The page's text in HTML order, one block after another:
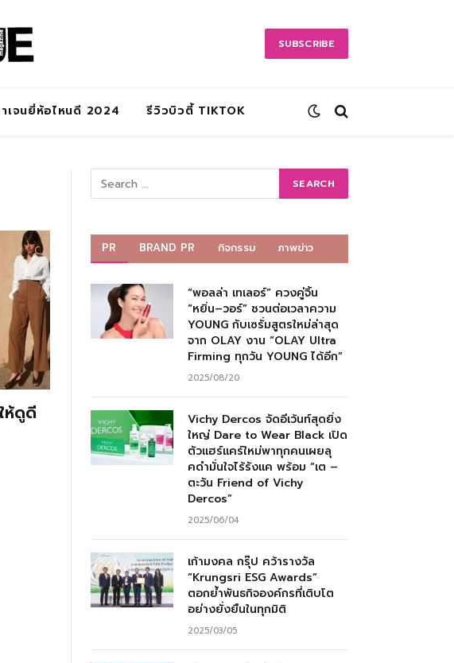
SUBSCRIBE
เจนยี่ห้อไหนดี 2024 รีวิวบิวตี้ TIKTOK
ห้ดูดี
PR BRAND PR กิจกรรม ภาพข่าว
“พอลล่า เทเลอร์” ควงคู่จิ้น
“หยิ่น–วอร์” ชวนต่อเวลาความ
YOUNG กับเซรั่มสูตรใหม่ล่าสุด
จาก OLAY งาน “OLAY Ultra
Firming ทุกวัน YOUNG ได้อีก”
2025/08/20
Vichy Dercos จัดอีเว้นท์สุดยิ่ง
ใหญ่ Dare to Wear Black เปิด
ตัวแฮร์แคร์ใหม่พาทุกคนเผยลุ
คดำมั่นใจไร้รังแค พร้อม “เต –
ตะวัน Friend of Vichy
Dercos”
2025/06/04
เก้ามงคล กรุ๊ป คว้ารางวัล
“Krungsri ESG Awards”
ตอกย้ำพันธกิจองค์กรที่เติบโต
อย่างยั่งยืนในทุกมิติ
2025/03/05